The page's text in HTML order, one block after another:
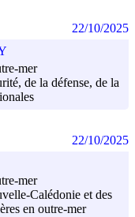
mer
de la défense, de la
22/10/2025
mer
Calédonie et des
en outre-mer
22/10/2025